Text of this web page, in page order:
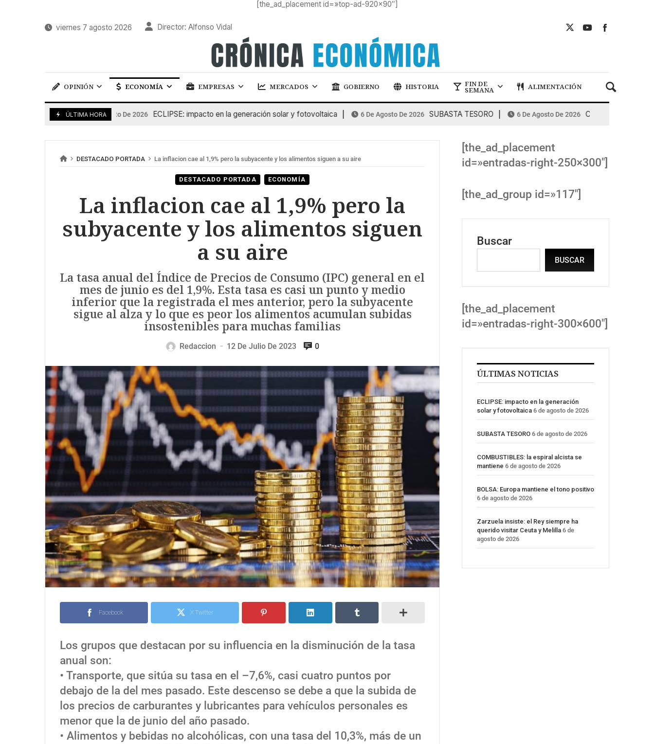
[the_ad_placement id=»top-ad-920×90″]
viernes 7 agosto 2026 Director: Alfonso Vidal
OPINIÓN ECONOMÍA EMPRESAS MERCADOS GOBIERNO HISTORIA FIN DE
SEMANA ALIMENTACIÓN
ÚLTIMA HORA
6 De Agosto De 2026 ECLIPSE: impacto en la generación solar y fotovoltaica 6 De Agosto De 2026 SUBASTA TESORO 6 De Agosto De 2026 COMBUSTIBLES: la
DESTACADO PORTADA La inflacion cae al 1,9% pero la subyacente y los alimentos siguen a su aire
DESTACADO PORTADA ECONOMÍA
La inflacion cae al 1,9% pero la
subyacente y los alimentos siguen
a su aire
La tasa anual del Índice de Precios de Consumo (IPC) general en el
mes de junio es del 1,9%. Esta tasa es casi un punto y medio
inferior que la registrada el mes anterior, pero la subyacente
sigue al alza y lo que es peor los alimentos acumulan subidas
insostenibles para muchas familias
Redaccion — 12 De Julio De 2023 0
Facebook X Twitter
Los grupos que destacan por su influencia en la disminución de la tasa
anual son:
• Transporte, que sitúa su tasa en el –7,6%, casi cuatro puntos por
debajo de la del mes pasado. Este descenso se debe a que la subida de
los precios de carburantes y lubricantes para vehículos personales es
menor que la de junio del año pasado.
• Alimentos y bebidas no alcohólicas, con una tasa del 10,3%, más de un
[the_ad_placement
id=»entradas-right-250×300″]
[the_ad_group id=»117″]
Buscar
BUSCAR
[the_ad_placement
id=»entradas-right-300×600″]
ÚLTIMAS NOTICIAS
ECLIPSE: impacto en la generación
solar y fotovoltaica 6 de agosto de 2026
SUBASTA TESORO 6 de agosto de 2026
COMBUSTIBLES: la espiral alcista se
mantiene 6 de agosto de 2026
BOLSA: Europa mantiene el tono positivo
6 de agosto de 2026
Zarzuela insiste: el Rey siempre ha
querido visitar Ceuta y Melilla 6 de
agosto de 2026